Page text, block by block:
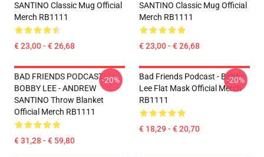
SANTINO Classic Mug Official
Merch RB1111
€ 23,00 - € 26,68
SANTINO Classic Mug Official
Merch RB1111
€ 23,00 - € 26,68
BAD FRIENDS PODCAST -
BOBBY LEE - ANDREW
SANTINO Throw Blanket
Official Merch RB1111
€ 31,28 - € 59,80
-20%
Bad Friends Podcast - Bobby
Lee Flat Mask Official Merch
RB1111
€ 18,29 - € 20,70
-20%